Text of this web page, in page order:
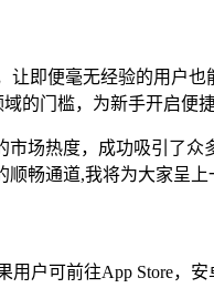
即便毫无经验的用户
的门槛，为新手开启便
场热度，成功吸引了众
畅通道,我将为大家呈上
户可前往App Store，